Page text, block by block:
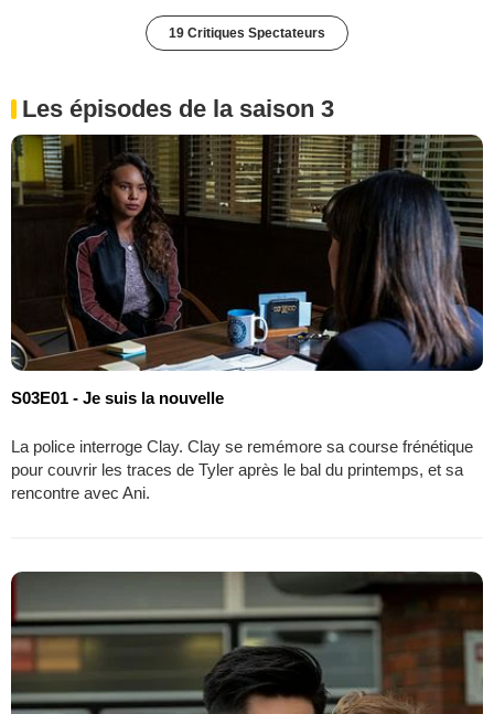
19 Critiques Spectateurs
Les épisodes de la saison 3
S03E01 - Je suis la nouvelle
La police interroge Clay. Clay se remémore sa course frénétique
pour couvrir les traces de Tyler après le bal du printemps, et sa
rencontre avec Ani.